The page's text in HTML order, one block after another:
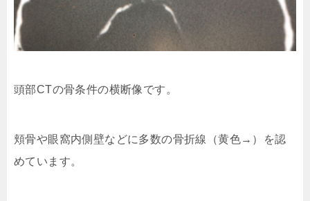
頭部CTの骨条件の横断像です。
頬骨や眼窩内側壁などに多数の骨折線（黄色→）を認
めています。